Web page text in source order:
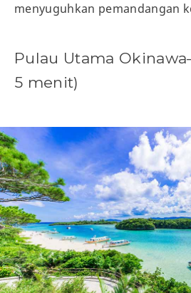
menyuguhkan pemandangan
Pulau Utama
5 menit)